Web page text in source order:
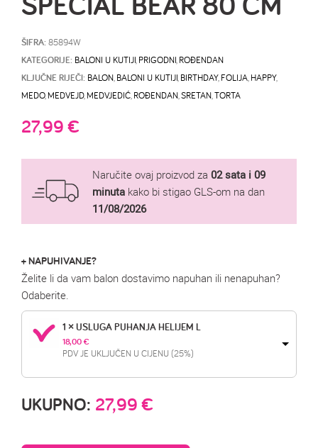
ŠIFRA: 85894W
KATEGORIJE: BALONI U KUTIJI PRIGODNI ROĐENDAN
KLJUČNE RIJEČI: BALON BALONI U KUTIJI BIRTHDAY, FOLIJA HAPPY,
MEDO,MEDVEJD,MEDVJEDIĆ ROĐENDAN SRETAN TORTA
27,99€
Naručite ovaj proizvod za 02 sata i 09
minuta kako bi stigao GLS-om na dan
11/08/2026
+ NAPUHIVANJE?
Želite li da vam balon dostavimo napuhan ili nenapuhan?
Odaberite.
1 × USLUGA PUHANJA HELIJEM L
18,00 €
PDV JE UKLJUČEN U CIJENU (25%)
UKUPNO: 27,99€